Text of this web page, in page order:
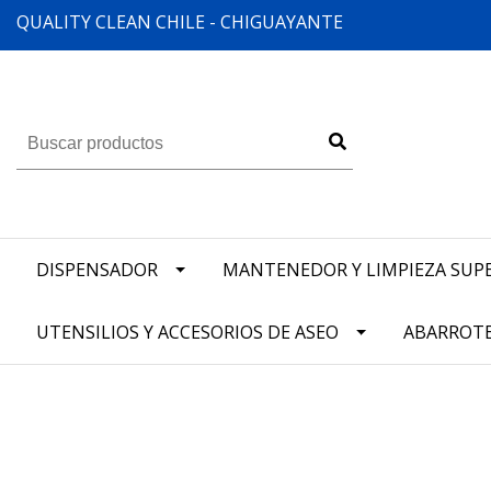
QUALITY CLEAN CHILE - CHIGUAYANTE
DISPENSADOR MANTENEDOR Y LIMPIEZA
UTENSILIOS Y ACCESORIOS DE ASEO